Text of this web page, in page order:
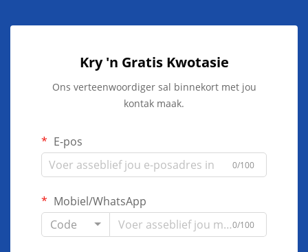
Kry 'n Gratis Kwotasie
Ons verteenwoordiger sal binnekort met jou
kontak maak.
E-pos
0/100
Mobiel/WhatsApp
Code
0/100